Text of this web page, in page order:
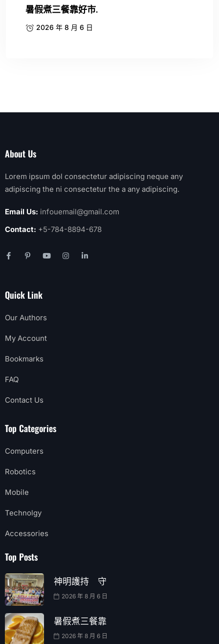
暑假煮三餐靠好市.
2026 年 8 月 6 日
About Us
Lorem ipsum dol consectetur adipiscing neque any
adipiscing the ni consectetur the a any adipiscing.
Email Us: infouemail@gmail.com
Contact: +5-784-8894-678
Quick Link
Our Authors
My Account
Bookmarks
FAQ
Contact Us
Top Categories
Computers
Robotics
Mobile
Technolgy
Accessories
Top Posts
神明護持 守
2026 年 8 月 6 日
暑假煮三餐靠
2026 年 8 月 6 日